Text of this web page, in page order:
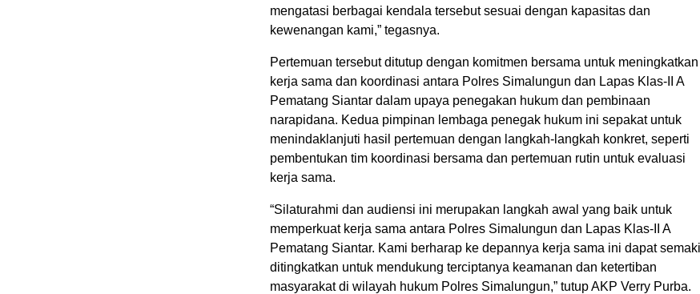
mengatasi berbagai kendala tersebut sesuai dengan kapasitas dan
kewenangan kami,” tegasnya.
Pertemuan tersebut ditutup dengan komitmen bersama untuk meningkatkan
kerja sama dan koordinasi antara Polres Simalungun dan Lapas Klas-II A
Pematang Siantar dalam upaya penegakan hukum dan pembinaan
narapidana. Kedua pimpinan lembaga penegak hukum ini sepakat untuk
menindaklanjuti hasil pertemuan dengan langkah-langkah konkret, seperti
pembentukan tim koordinasi bersama dan pertemuan rutin untuk evaluasi
kerja sama.
“Silaturahmi dan audiensi ini merupakan langkah awal yang baik untuk
memperkuat kerja sama antara Polres Simalungun dan Lapas Klas-II A
Pematang Siantar. Kami berharap ke depannya kerja sama ini dapat
ditingkatkan untuk mendukung terciptanya keamanan dan ketertiban
masyarakat di wilayah hukum Polres Simalungun,” tutup AKP Verry Purba.